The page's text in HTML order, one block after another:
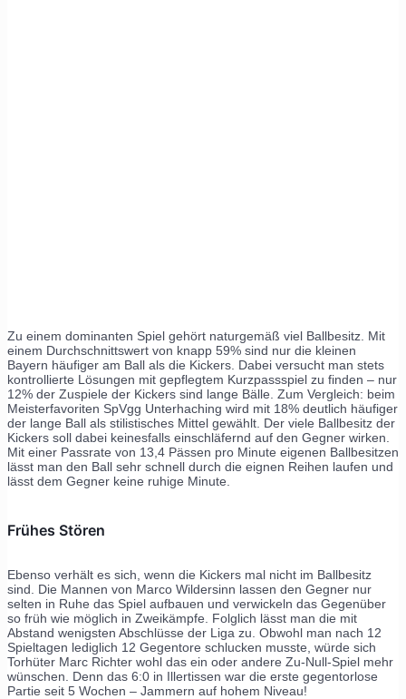
Zu einem dominanten Spiel gehört naturgemäß viel Ballbesitz. Mit
einem Durchschnittswert von knapp 59% sind nur die kleinen
Bayern häufiger am Ball als die Kickers. Dabei versucht man stets
kontrollierte Lösungen mit gepflegtem Kurzpassspiel zu finden – nur
12% der Zuspiele der Kickers sind lange Bälle. Zum Vergleich: beim
Meisterfavoriten SpVgg Unterhaching wird mit 18% deutlich häufiger
der lange Ball als stilistisches Mittel gewählt. Der viele Ballbesitz der
Kickers soll dabei keinesfalls einschläfernd auf den Gegner wirken.
Mit einer Passrate von 13,4 Pässen pro Minute eigenen Ballbesitzen
lässt man den Ball sehr schnell durch die eignen Reihen laufen und
lässt dem Gegner keine ruhige Minute.
Frühes Stören
Ebenso verhält es sich, wenn die Kickers mal nicht im Ballbesitz
sind. Die Mannen von Marco Wildersinn lassen den Gegner nur
selten in Ruhe das Spiel aufbauen und verwickeln das Gegenüber
so früh wie möglich in Zweikämpfe. Folglich lässt man die mit
Abstand wenigsten Abschlüsse der Liga zu. Obwohl man nach 12
Spieltagen lediglich 12 Gegentore schlucken musste, würde sich
Torhüter Marc Richter wohl das ein oder andere Zu-Null-Spiel mehr
wünschen. Denn das 6:0 in Illertissen war die erste gegentorlose
Partie seit 5 Wochen – Jammern auf hohem Niveau!